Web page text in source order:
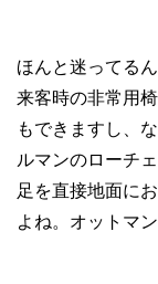
ほんと迷ってる
来客時の非常用
もできますし、
ルマンのローチ
足を直接地面に
よね。オットマ